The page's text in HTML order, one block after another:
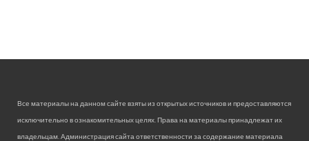
Все материалы на данном сайте взяты из открытых источников и предоставляются
исключительно в ознакомительных целях. Права на материалы принадлежат их
владельцам. Администрация сайта ответственности за содержание материала